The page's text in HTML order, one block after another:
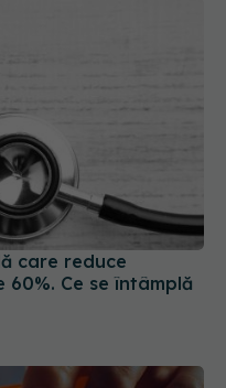
care reduce
Ce se întâmplă